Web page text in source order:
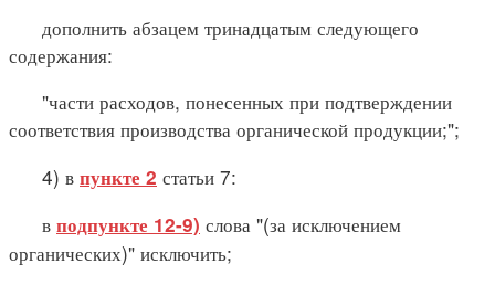
дополнить абзацем тринадцатым следующего
содержания:
"части расходов, понесенных при подтверждении
соответствия производства органической продукции;";
4) в пункте 2 статьи 7:
в подпункте 12-9) слова "(за исключением
органических)" исключить;